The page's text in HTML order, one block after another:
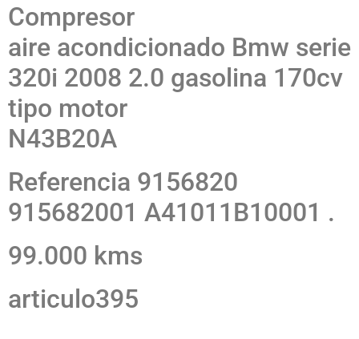
Compresor
aire acondicionado Bmw serie
320i 2008 2.0 gasolina 170cv
tipo motor
N43B20A
Referencia 9156820
915682001 A41011B10001 .
99.000 kms
articulo395